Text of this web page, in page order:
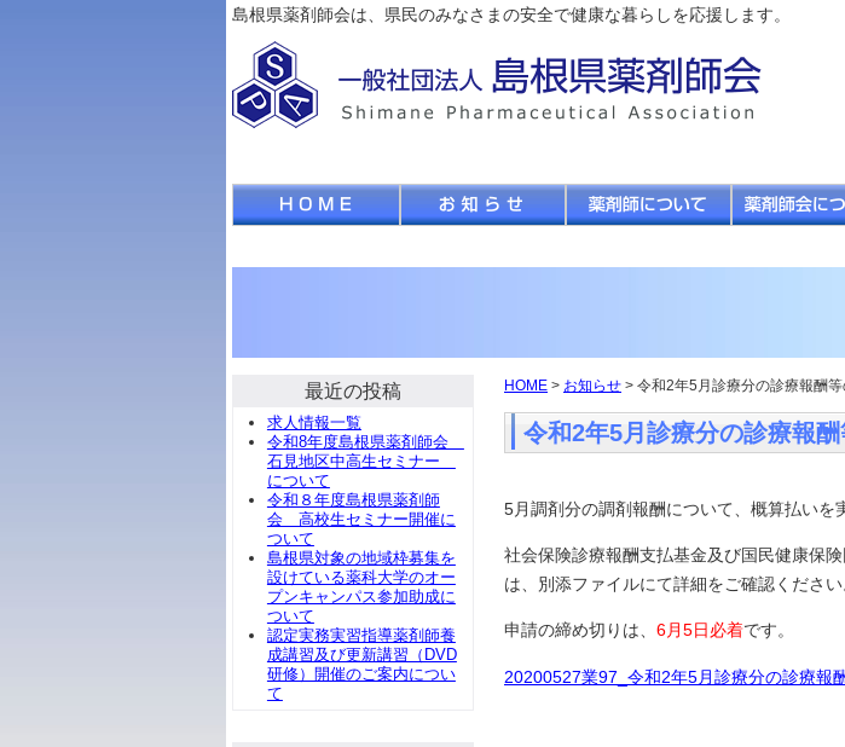
島根県薬剤師会は、県民のみなさまの安全で健康な暮らしを応援します。
HOME > お知らせ > 令和2年5月診療分の診療報酬
令和2年5月診療分の診療報
5月調剤分の調剤報酬について、概算払いを
社会保険診療報酬支払基金及び国民健康保
は、別添ファイルにて詳細をご確認ください
申請の締め切りは、 6月5日必着です。
20200527業97_令和2年5月診療分の診療報
最近の投稿
求人情報一覧
令和8年度島根県薬剤師会
石見地区中高生セミナー
について
令和８年度島根県薬剤師
会 高校生セミナー開催に
ついて
島根県対象の地域枠募集を
設けている薬科大学のオー
プンキャンパス参加助成に
ついて
認定実務実習指導薬剤師養
成講習及び更新講習（DVD
研修）開催のご案内につい
て